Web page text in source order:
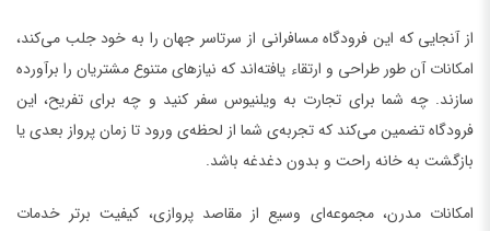
از آنجایی که این فرودگاه مسافرانی از سرتاسر جهان را به خود جلب می‌کند،
امکانات آن طور طراحی و ارتقاء یافته‌اند که نیازهای متنوع مشتریان را برآورده
سازند. چه شما برای تجارت به ویلنیوس سفر کنید و چه برای تفریح، این
فرودگاه تضمین می‌کند که تجربه‌ی شما از لحظه‌ی ورود تا زمان پرواز بعدی یا
بازگشت به خانه راحت و بدون دغدغه باشد.
امکانات مدرن، مجموعه‌ای وسیع از مقاصد پروازی، کیفیت برتر خدمات